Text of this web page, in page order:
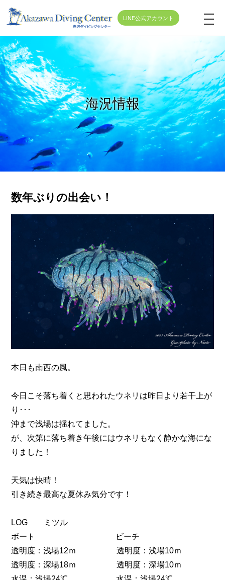
LINE公式アカウント
t
o
g
e
n
a
v
o
n
海況情報
数年ぶりの出会い！
本日も南西の風。
今日こそ落ち着くと思われたウネリは昨日より若干上が
り･･･
沖まで浅場は揺れてました。
が、次第に落ち着き午後にはウネリもなく静かな海にな
りました！
天気は快晴！
引き続き最高な夏休み気分です！
LOG ミツル
ボート ビーチ
透明度：浅場12ｍ 透明度：浅場10ｍ
透明度：深場18ｍ 透明度：深場10ｍ